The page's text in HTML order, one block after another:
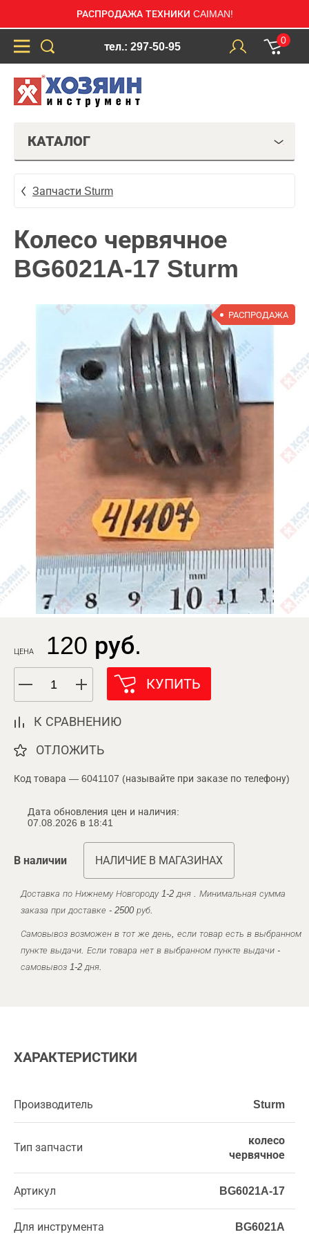
РАСПРОДАЖА ТЕХНИКИ CAIMAN!
тел.: 297-50-95
0
КАТАЛОГ
Запчасти Sturm
Колесо червячное
BG6021A-17 Sturm
РАСПРОДАЖА
ЦЕНА 120 руб.
КУПИТЬ
К СРАВНЕНИЮ
ОТЛОЖИТЬ
Код товара — 6041107 (называйте при заказе по телефону)
Дата обновления цен и наличия:
07.08.2026 в 18:41
В наличии НАЛИЧИЕ В МАГАЗИНАХ
Доставка по Нижнему Новгороду 1-2 дня . Минимальная сумма
заказа при доставке - 2500 руб.
Самовывоз возможен в тот же день, если товар есть в выбранном
пункте выдачи. Если товара нет в выбранном пункте выдачи -
самовывоз 1-2 дня.
ХАРАКТЕРИСТИКИ
Производитель Sturm
Тип запчасти
колесо
червячное
Артикул BG6021A-17
Для инструмента BG6021A